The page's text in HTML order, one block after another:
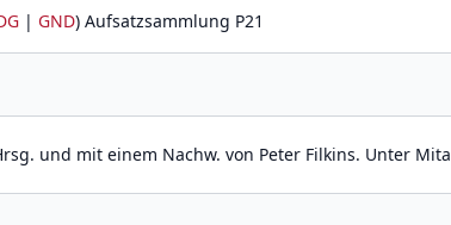
| GND) Aufsatzsammlung P21
und mit einem Nachw. von Peter Filkins. Unter